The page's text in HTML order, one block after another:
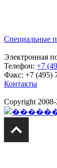
Специальные
Электронная
Телефон: +7
Факс: +7 (495)
Контакты
Copyright